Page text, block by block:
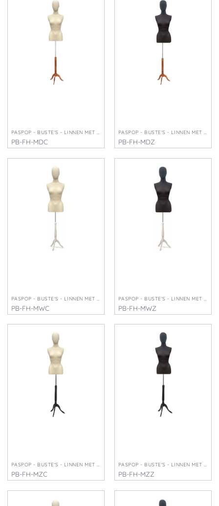
PASPOP - BUSTE'S - LINNEN MET HOOFD
PB-FH-MDC
€245,00
PASPOP - BUSTE'S - LINNEN MET HOOFD
PB-FH-MDZ
€245,00
PASPOP - BUSTE'S - LINNEN MET HOOFD
PB-FH-MWC
€265,00
PASPOP - BUSTE'S - LINNEN MET HOOFD
PB-FH-MWZ
€265,00
PASPOP - BUSTE'S - LINNEN MET HOOFD
PB-FH-MZC
€265,00
PASPOP - BUSTE'S - LINNEN MET HOOFD
PB-FH-MZZ
€265,00